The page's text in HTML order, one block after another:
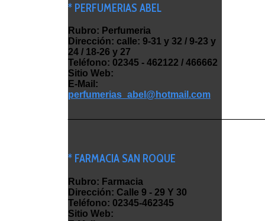
* PERFUMERIAS ABEL
Rubro: Perfumeria
Dirección: calle: 9-31 y 32 / 9-23 y
24 / 18-26 y 27
Teléfono: 02345 - 462122 / 466662
Sitio Web:
E-Mail:
perfumerias_abel@hotmail.com
* FARMACIA SAN ROQUE
Rubro: Farmacia
Dirección: Calle 9 - 29 Y 30
Teléfono: 02345-462345
Sitio Web: